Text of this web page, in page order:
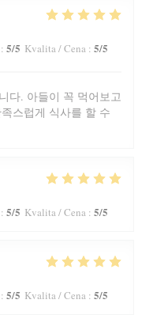
: 5/5 Kvalita / Cena : 5/5
다. 아들이 꼭 먹어보고
스럽게 식사를 할 수
: 5/5 Kvalita / Cena : 5/5
: 5/5 Kvalita / Cena : 5/5